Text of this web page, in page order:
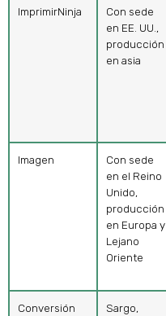
ImprimirNinja
Con sede
en EE. UU.,
producción
en asia
Imagen
Con sede
en el Reino
Unido,
producción
en Europa y
Lejano
Oriente
Conversión
Sargo,